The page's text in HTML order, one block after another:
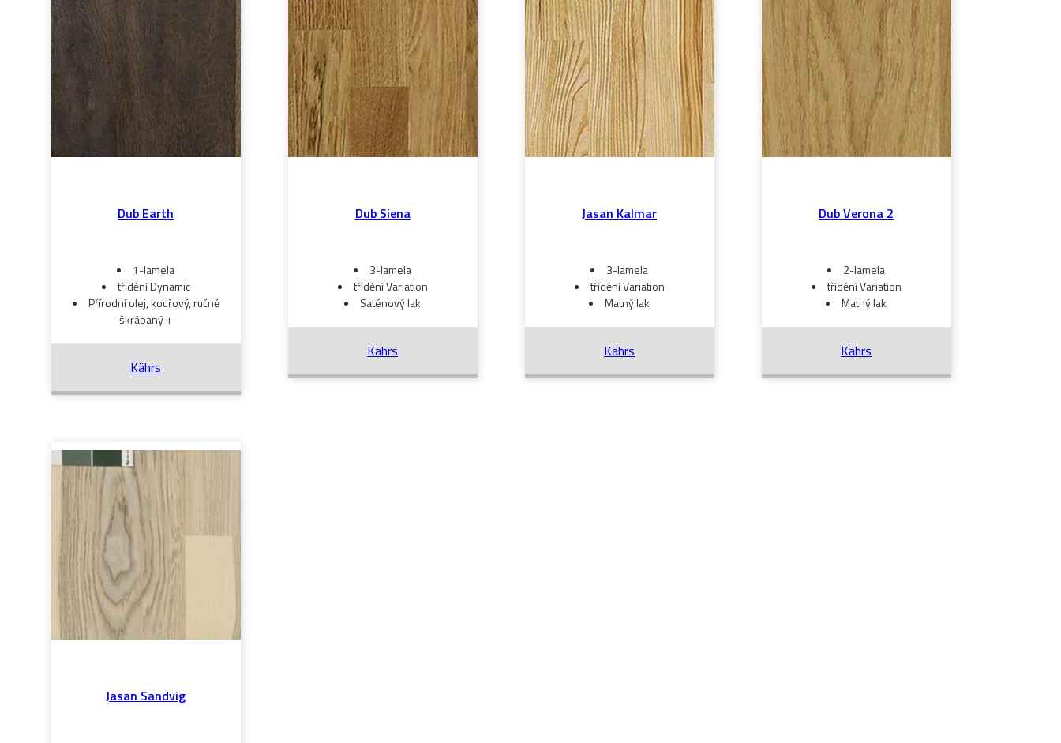
Dub Earth
1-lamela
třídění Dynamic
Přírodní olej, kouřový, ručně
škrábaný +
Kährs
Dub Siena
3-lamela
třídění Variation
Saténový lak
Kährs
Jasan Kalmar
3-lamela
třídění Variation
Matný lak
Kährs
Dub Verona 2
2-lamela
třídění Variation
Matný lak
Kährs
Jasan Sandvig